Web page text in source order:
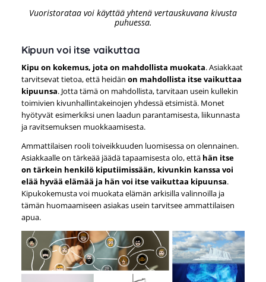
Vuoristorataa voi käyttää yhtenä vertauskuvana kivusta
puhuessa.
Kipuun voi itse vaikuttaa
Kipu on kokemus, jota on mahdollista muokata. Asiakkaat
tarvitsevat tietoa, että heidän on mahdollista itse vaikuttaa
kipuunsa. Jotta tämä on mahdollista, tarvitaan usein kullekin
toimivien kivunhallintakeinojen yhdessä etsimistä. Monet
hyötyvät esimerkiksi unen laadun parantamisesta, liikunnasta
ja ravitsemuksen muokkaamisesta.
Ammattilaisen rooli toiveikkuuden luomisessa on olennainen.
Asiakkaalle on tärkeää jäädä tapaamisesta olo, että hän itse
on tärkein henkilö kiputiimissään, kivunkin kanssa voi
elää hyvää elämää ja hän voi itse vaikuttaa kipuunsa.
Kipukokemusta voi muokata elämän arkisilla valinnoilla ja
tämän huomaamiseen asiakas usein tarvitsee ammattilaisen
apua.